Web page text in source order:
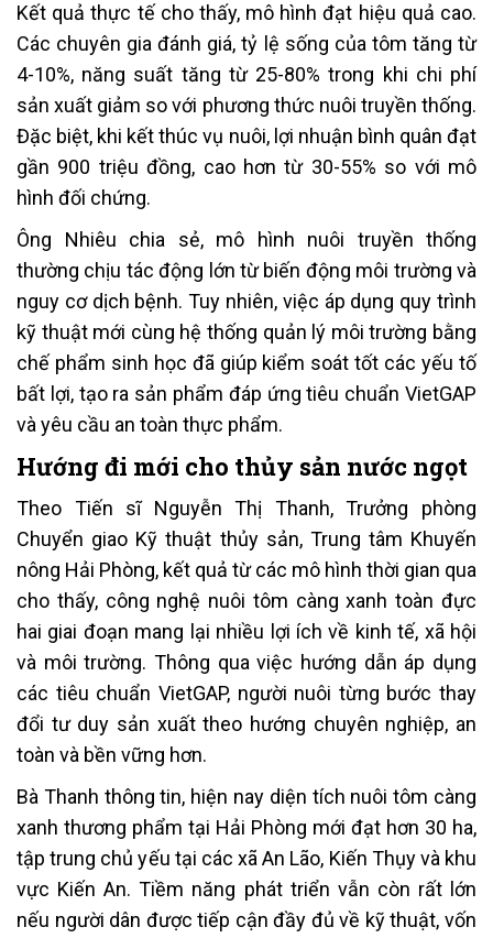
Kết quả thực tế cho thấy, mô hình đạt hiệu quả cao.
Các chuyên gia đánh giá, tỷ lệ sống của tôm tăng từ
4-10%, năng suất tăng từ 25-80% trong khi chi phí
sản xuất giảm so với phương thức nuôi truyền thống.
Đặc biệt, khi kết thúc vụ nuôi, lợi nhuận bình quân đạt
gần 900 triệu đồng, cao hơn từ 30-55% so với mô
hình đối chứng.
Ông Nhiêu chia sẻ, mô hình nuôi truyền thống
thường chịu tác động lớn từ biến động môi trường và
nguy cơ dịch bệnh. Tuy nhiên, việc áp dụng quy trình
kỹ thuật mới cùng hệ thống quản lý môi trường bằng
chế phẩm sinh học đã giúp kiểm soát tốt các yếu tố
bất lợi, tạo ra sản phẩm đáp ứng tiêu chuẩn VietGAP
và yêu cầu an toàn thực phẩm.
Hướng đi mới cho thủy sản nước ngọt
Theo Tiến sĩ Nguyễn Thị Thanh, Trưởng phòng
Chuyển giao Kỹ thuật thủy sản, Trung tâm Khuyến
nông Hải Phòng, kết quả từ các mô hình thời gian qua
cho thấy, công nghệ nuôi tôm càng xanh toàn đực
hai giai đoạn mang lại nhiều lợi ích về kinh tế, xã hội
và môi trường. Thông qua việc hướng dẫn áp dụng
các tiêu chuẩn VietGAP, người nuôi từng bước thay
đổi tư duy sản xuất theo hướng chuyên nghiệp, an
toàn và bền vững hơn.
Bà Thanh thông tin, hiện nay diện tích nuôi tôm càng
xanh thương phẩm tại Hải Phòng mới đạt hơn 30 ha,
tập trung chủ yếu tại các xã An Lão, Kiến Thụy và khu
vực Kiến An. Tiềm năng phát triển vẫn còn rất lớn
nếu người dân được tiếp cận đầy đủ về kỹ thuật, vốn